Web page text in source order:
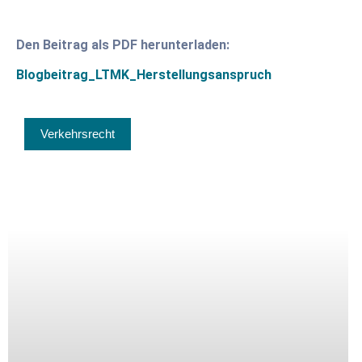
Den Beitrag als PDF herunterladen:
Blogbeitrag_LTMK_Herstellungsanspruch
Verkehrsrecht